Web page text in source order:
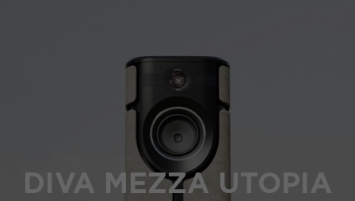
DIVA MEZZA UTOPIA